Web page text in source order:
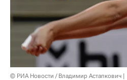
© РИА Новости / Владимир Астапкович